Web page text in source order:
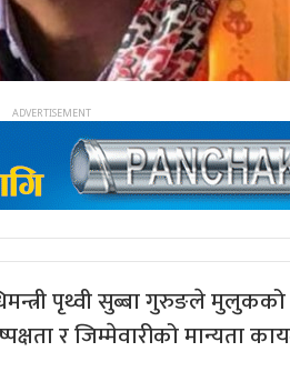
पृथ्वी सुब्बा गुरुङले
र जिम्मेवारीको मान्यता